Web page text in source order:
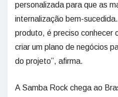
personalizada para que as
internalização bem-
produto, é preciso conhecer
criar um plano de negócios
do projeto”, afirma.
A Samba Rock chega ao